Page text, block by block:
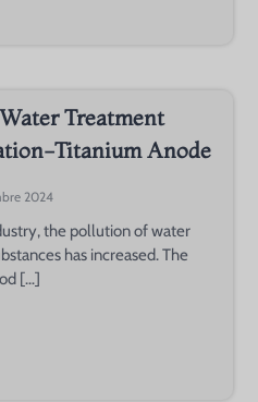
Treatment
Titanium Anode
2024
the pollution of water
has increased. The
[…]